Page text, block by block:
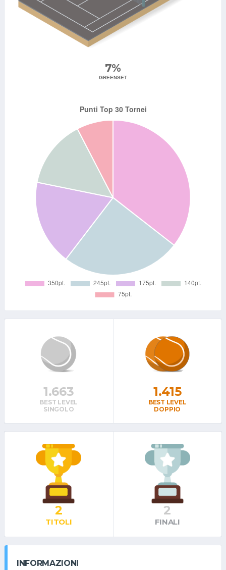
7%
GREENSET
1.663
BEST LEVEL
SINGOLO
1.415
BEST LEVEL
DOPPIO
2
TITOLI
2
FINALI
INFORMAZIONI